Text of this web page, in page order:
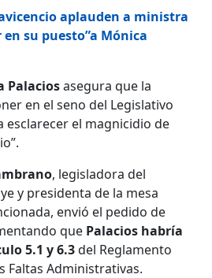
aplauden a ministra
su puesto”a Mónica
Palaciosasegura que la
en el seno del Legislativo
esclarecer el magnicidio de
, legisladora del
y presidenta de la mesa
envió el pedido de
que Palacios habría
5.1 y 6.3del Reglamento
Faltas Administrativas.